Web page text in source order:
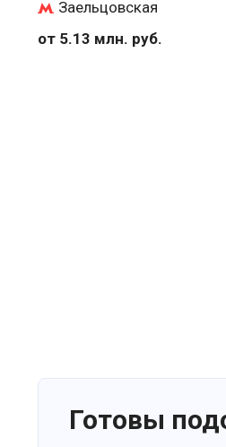
Заельцовская
от 5.13 млн. руб.
Готовы